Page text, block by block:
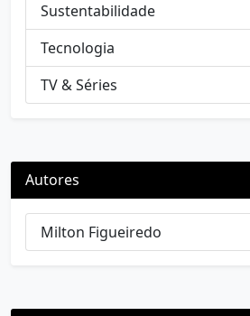
Sustentabilidade
Tecnologia
TV & Séries
Autores
Milton Figueiredo